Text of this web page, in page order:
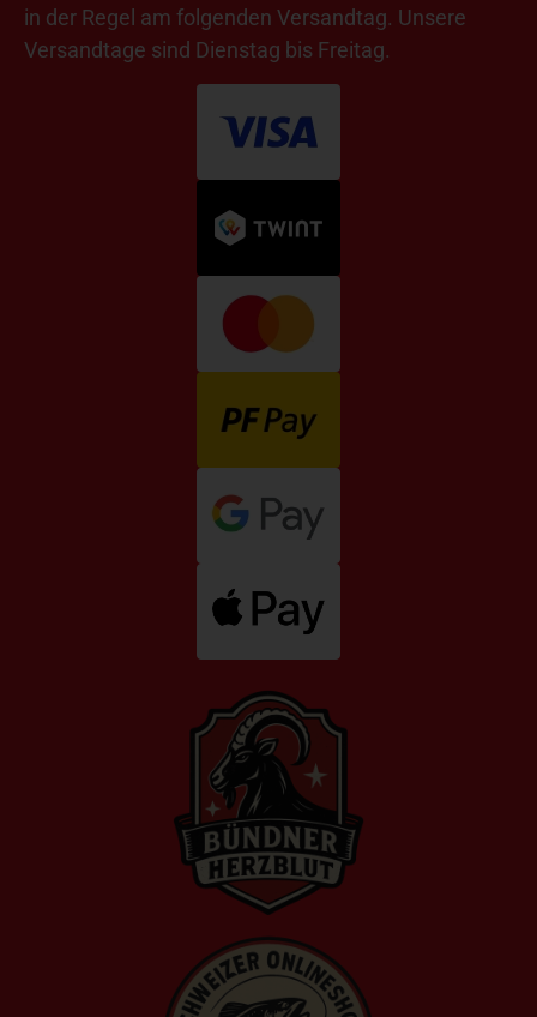
in der Regel am folgenden Versandtag. Unsere
Versandtage sind Dienstag bis Freitag.